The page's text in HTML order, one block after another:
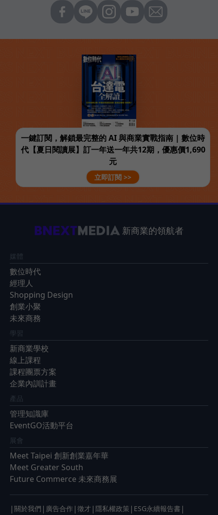
一鍵訂閱，解鎖最完整的 AI 與商業實戰指南 | 數位時
代【夏日閱讀展】訂一年送一年共12期，優惠價1,690
元
立即訂閱 >>
新商業的領航者
媒體
數位時代
經理人
Shopping Design
創業小聚
未來商務
學習
新商業學校
線上課程
課程團票方案
企業內訓計畫
產品
管理知識庫
EventGO活動平台
展會
Meet Taipei 創新創業嘉年華
Meet Greater South
Future Commerce 未來商務展
| 關於我們 | 廣告合作 | 徵才 | 隱私權政策 | ESG永續報告書 |